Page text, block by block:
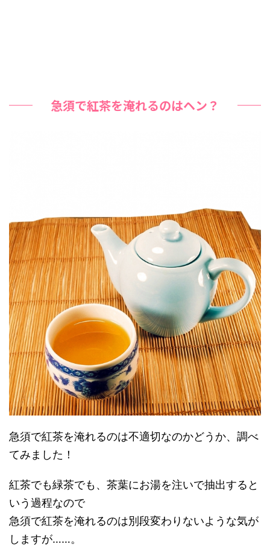
急須で紅茶を淹れるのはヘン？
急須で紅茶を淹れるのは不適切なのかどうか、調べ
てみました！
紅茶でも緑茶でも、茶葉にお湯を注いで抽出すると
いう過程なので
急須で紅茶を淹れるのは別段変わりないような気が
しますが……。